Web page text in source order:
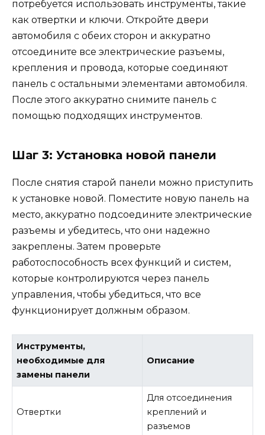
потребуется использовать инструменты, такие
как отвертки и ключи. Откройте двери
автомобиля с обеих сторон и аккуратно
отсоедините все электрические разъемы,
крепления и провода, которые соединяют
панель с остальными элементами автомобиля.
После этого аккуратно снимите панель с
помощью подходящих инструментов.
Шаг 3: Установка новой панели
После снятия старой панели можно приступить
к установке новой. Поместите новую панель на
место, аккуратно подсоедините электрические
разъемы и убедитесь, что они надежно
закреплены. Затем проверьте
работоспособность всех функций и систем,
которые контролируются через панель
управления, чтобы убедиться, что все
функционирует должным образом.
Инструменты,
необходимые для
замены панели
Описание
Отвертки
Для отсоединения
креплений и
разъемов